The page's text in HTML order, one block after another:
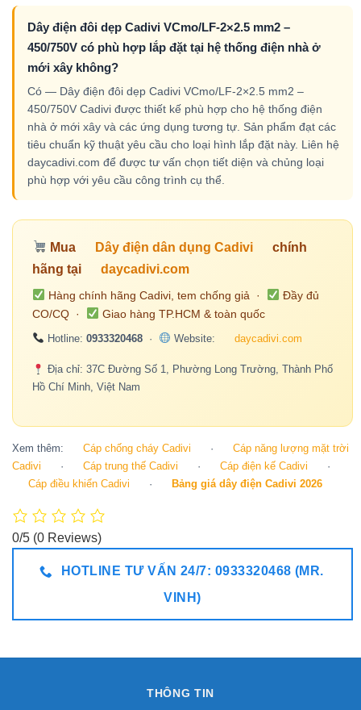
Dây điện đôi dẹp Cadivi VCmo/LF-2×2.5 mm2 –
450/750V có phù hợp lắp đặt tại hệ thống điện nhà ở
mới xây không?
Có — Dây điện đôi dẹp Cadivi VCmo/LF-2×2.5 mm2 –
450/750V Cadivi được thiết kế phù hợp cho hệ thống điện
nhà ở mới xây và các ứng dụng tương tự. Sản phẩm đạt các
tiêu chuẩn kỹ thuật yêu cầu cho loại hình lắp đặt này. Liên hệ
daycadivi.com để được tư vấn chọn tiết diện và chủng loại
phù hợp với yêu cầu công trình cụ thể.
Mua Dây điện dân dụng Cadivi
chính
hãng tại
daycadivi.com
Hàng chính hãng Cadivi, tem chống giả ·
Đầy đủ
CO/CQ ·
Giao hàng TP.HCM & toàn quốc
Hotline: 0933320468· Website: daycadivi.com
Địa chỉ: 37C Đường Số 1, Phường Long Trường, Thành Phố
Hồ Chí Minh, Việt Nam
Xem thêm: Cáp chống cháy Cadivi ·
Cáp năng lượng mặt trời
Cadivi
· Cáp trung thế Cadivi · Cáp điện kế Cadivi
·
Cáp điều khiển Cadivi
· Bảng giá dây điện Cadivi 2026
0/5 (0 Reviews)
HOTLINE TƯ VẤN 24/7: 0933320468 (MR.
VINH)
THÔNG TIN